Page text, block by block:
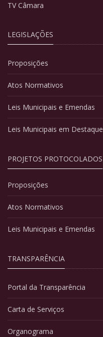
TV Câmara
LEGISLAÇÕES
Proposições
Atos Normativos
Leis Municipais e Emendas
Leis Municipais em Destaque
PROJETOS PROTOCOLADOS
Proposições
Atos Normativos
Leis Municipais e Emendas
TRANSPARÊNCIA
Portal da Transparência
Carta de Serviços
Organograma